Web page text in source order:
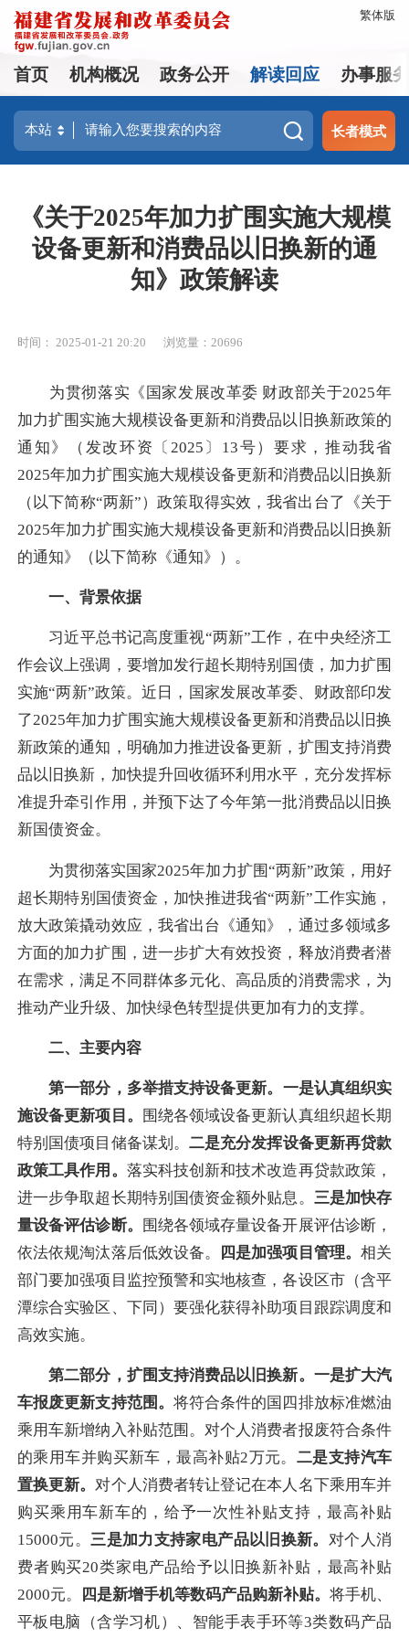
繁体版
首页 机构概况 政务公开 解读回应 办事服
长者模式
《关于2025年加力扩围实施大规模
设备更新和消费品以旧换新的通
知》政策解读
时间： 2025-01-21 20:20 浏览量：20696
为贯彻落实《国家发展改革委 财政部关于2025年
加力扩围实施大规模设备更新和消费品以旧换新政策的
通知》（发改环资〔2025〕13号）要求，推动我省
2025年加力扩围实施大规模设备更新和消费品以旧换新
（以下简称“两新”）政策取得实效，我省出台了《关于
2025年加力扩围实施大规模设备更新和消费品以旧换新
的通知》（以下简称《通知》）。
一、背景依据
习近平总书记高度重视“两新”工作，在中央经济工
作会议上强调，要增加发行超长期特别国债，加力扩围
实施“两新”政策。近日，国家发展改革委、财政部印发
了2025年加力扩围实施大规模设备更新和消费品以旧换
新政策的通知，明确加力推进设备更新，扩围支持消费
品以旧换新，加快提升回收循环利用水平，充分发挥标
准提升牵引作用，并预下达了今年第一批消费品以旧换
新国债资金。
为贯彻落实国家2025年加力扩围“两新”政策，用好
超长期特别国债资金，加快推进我省“两新”工作实施，
放大政策撬动效应，我省出台《通知》，通过多领域多
方面的加力扩围，进一步扩大有效投资，释放消费者潜
在需求，满足不同群体多元化、高品质的消费需求，为
推动产业升级、加快绿色转型提供更加有力的支撑。
二、主要内容
第一部分，多举措支持设备更新。 一是认真组织实
施设备更新项目 。
围绕各领域设备更新认真组织超长期
特别国债项目储备谋划。 二是充分发挥设备更新再贷款
政策工具作用。 落实科技创新和技术改造再贷款政策，
进一步争取超长期特别国债资金额外贴息。 三是加快存
量设备评估诊断。
围绕各领域存量设备开展评估诊断，
依法依规淘汰落后低效设备。
四是加强项目管理。 相关
部门要加强项目监控预警和实地核查，各设区市（含平
潭综合实验区、下同）要强化获得补助项目跟踪调度和
高效实施。
第二部分，扩围支持消费品以旧换新。一是扩大汽
车报废更新支持范围。 将符合条件的国四排放标准燃油
乘用车新增纳入补贴范围。对个人消费者报废符合条件
的乘用车并购买新车，最高补贴2万元。 二是支持汽车
置换更新。对个人消费者转让登记在本人名下乘用车并
购买乘用车新车的，给予一次性补贴支持，最高补贴
15000元。三是加力支持家电产品以旧换新。 对个人消
费者购买20类家电产品给予以旧换新补贴，最高补贴
2000元。
四是新增手机等数码产品购新补贴。 将手机、
平板电脑（含学习机）、智能手表手环等3类数码产品